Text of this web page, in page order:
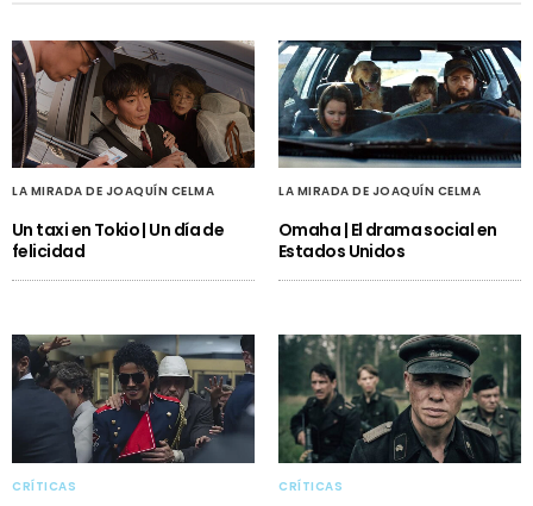
LA MIRADA DE JOAQUÍN CELMA
Un taxi en Tokio | Un día de
felicidad
LA MIRADA DE JOAQUÍN CELMA
Omaha | El drama social en
Estados Unidos
CRÍTICAS CRÍTICAS